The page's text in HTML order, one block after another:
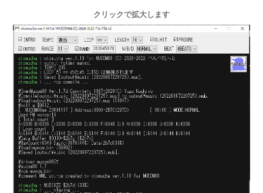
クリックで拡大します